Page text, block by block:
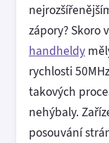
zápory? Skoro
handheldy
rychlosti
takových
nehýbaly.
posouvání